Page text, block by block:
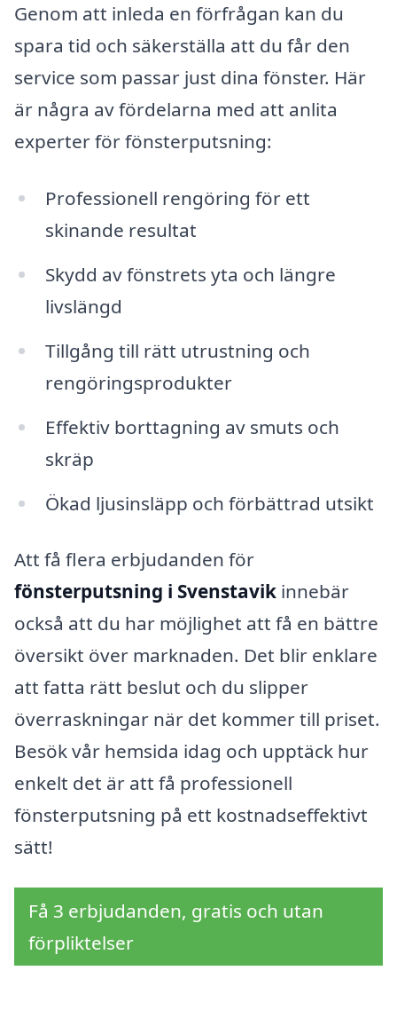
Genom att inleda en förfrågan kan du
spara tid och säkerställa att du får den
service som passar just dina fönster. Här
är några av fördelarna med att anlita
experter för fönsterputsning:
Professionell rengöring för ett
skinande resultat
Skydd av fönstrets yta och längre
livslängd
Tillgång till rätt utrustning och
rengöringsprodukter
Effektiv borttagning av smuts och
skräp
Ökad ljusinsläpp och förbättrad utsikt
Att få flera erbjudanden för
fönsterputsning i Svenstavik innebär
också att du har möjlighet att få en bättre
översikt över marknaden. Det blir enklare
att fatta rätt beslut och du slipper
överraskningar när det kommer till priset.
Besök vår hemsida idag och upptäck hur
enkelt det är att få professionell
fönsterputsning på ett kostnadseffektivt
sätt!
Få 3 erbjudanden, gratis och utan
förpliktelser